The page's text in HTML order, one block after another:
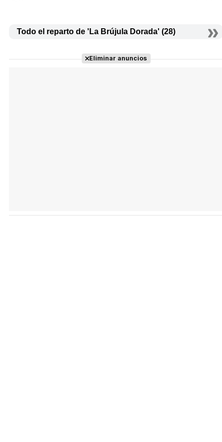
Todo el reparto de 'La Brújula Dorada' (28)
Eliminar anuncios